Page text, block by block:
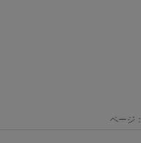
ページ：